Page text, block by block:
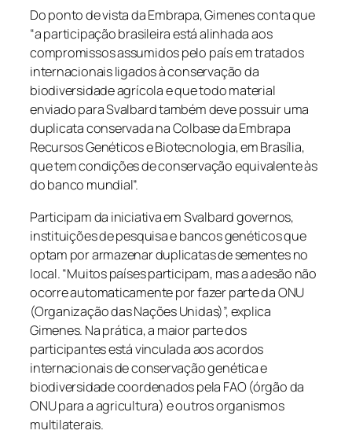
Do ponto de vista da Embrapa, Gimenes conta que
“a participação brasileira está alinhada aos
compromissos assumidos pelo país em tratados
internacionais ligados à conservação da
biodiversidade agrícola e que todo material
enviado para Svalbard também deve possuir uma
duplicata conservada na Colbase da Embrapa
Recursos Genéticos e Biotecnologia, em Brasília,
que tem condições de conservação equivalente às
do banco mundial”.
Participam da iniciativa em Svalbard governos,
instituições de pesquisa e bancos genéticos que
optam por armazenar duplicatas de sementes no
local. “Muitos países participam, mas a adesão não
ocorre automaticamente por fazer parte da ONU
(Organização das Nações Unidas)”, explica
Gimenes. Na prática, a maior parte dos
participantes está vinculada aos acordos
internacionais de conservação genética e
biodiversidade coordenados pela FAO (órgão da
ONU para a agricultura) e outros organismos
multilaterais.